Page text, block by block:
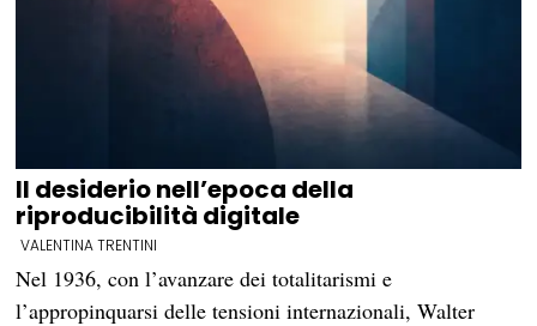
Il desiderio nell’epoca della
riproducibilità digitale
VALENTINA TRENTINI
Nel 1936, con l’avanzare dei totalitarismi e
l’appropinquarsi delle tensioni internazionali, Walter